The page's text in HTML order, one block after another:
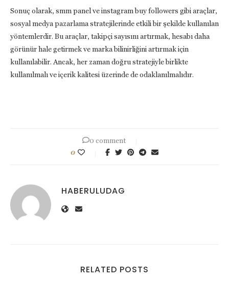
Sonuç olarak, smm panel ve instagram buy followers gibi araçlar,
sosyal medya pazarlama stratejilerinde etkili bir şekilde kullanılan
yöntemlerdir. Bu araçlar, takipçi sayısını artırmak, hesabı daha
görünür hale getirmek ve marka bilinirliğini artırmak için
kullanılabilir. Ancak, her zaman doğru stratejiyle birlikte
kullanılmalı ve içerik kalitesi üzerinde de odaklanılmalıdır.
0 comment
0
HABERULUDAG
RELATED POSTS